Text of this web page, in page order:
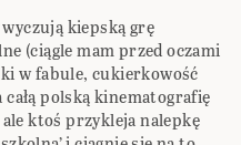
kiepską grę
(ciągle mam przed oczami
w fabule, cukierkowość
polską kinematografię
ktoś przykleja nalepkę